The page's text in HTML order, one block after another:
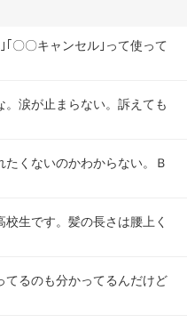
〇〇キャンセル｣って使って
涙が止まらない。訴えても
くないのかわからない。Ｂ
生です。髪の長さは腰上く
てるのも分かってるんだけど